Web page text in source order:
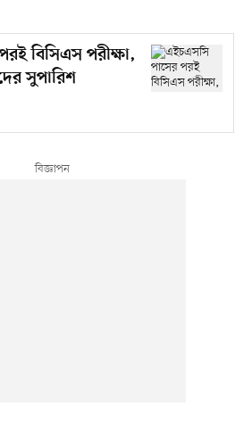
বিসিএস পরীক্ষা,
সুপারিশ